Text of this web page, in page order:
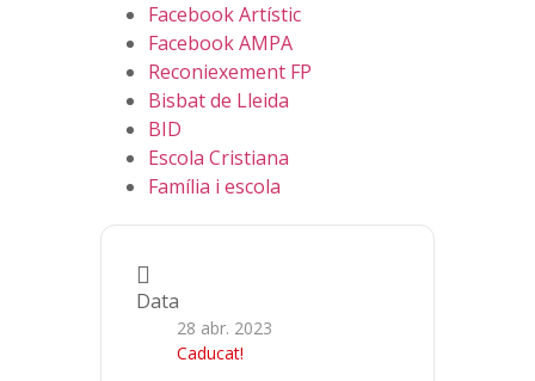
Facebook Artístic
Facebook AMPA
Reconiexement FP
Bisbat de Lleida
BID
Escola Cristiana
Família i escola
Data
28 abr. 2023
Caducat!